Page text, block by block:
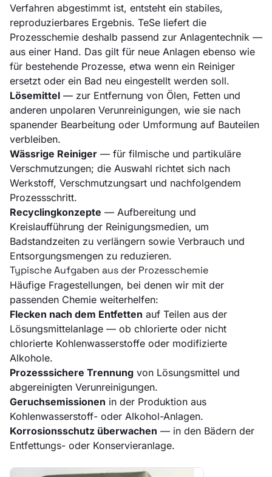
Verfahren abgestimmt ist, entsteht ein stabiles,
reproduzierbares Ergebnis. TeSe liefert die
Prozesschemie deshalb passend zur Anlagentechnik —
aus einer Hand. Das gilt für neue Anlagen ebenso wie
für bestehende Prozesse, etwa wenn ein Reiniger
ersetzt oder ein Bad neu eingestellt werden soll.
Lösemittel — zur Entfernung von Ölen, Fetten und
anderen unpolaren Verunreinigungen, wie sie nach
spanender Bearbeitung oder Umformung auf Bauteilen
verbleiben.
Wässrige Reiniger — für filmische und partikuläre
Verschmutzungen; die Auswahl richtet sich nach
Werkstoff, Verschmutzungsart und nachfolgendem
Prozessschritt.
Recyclingkonzepte — Aufbereitung und
Kreislaufführung der Reinigungsmedien, um
Badstandzeiten zu verlängern sowie Verbrauch und
Entsorgungsmengen zu reduzieren.
Typische Aufgaben aus der Prozesschemie
Häufige Fragestellungen, bei denen wir mit der
passenden Chemie weiterhelfen:
Flecken nach dem Entfetten auf Teilen aus der
Lösungsmittelanlage — ob chlorierte oder nicht
chlorierte Kohlenwasserstoffe oder modifizierte
Alkohole.
Prozesssichere Trennung von Lösungsmittel und
abgereinigten Verunreinigungen.
Geruchsemissionen in der Produktion aus
Kohlenwasserstoff- oder Alkohol-Anlagen.
Korrosionsschutz überwachen — in den Bädern der
Entfettungs- oder Konservieranlage.